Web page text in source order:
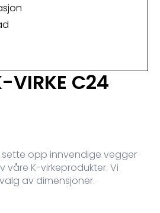
VIRKE C24
sette opp innvendige vegger
K-virkeprodukter. Vi
av dimensjoner.